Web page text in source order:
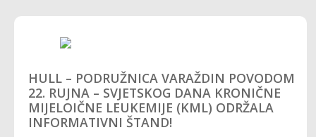
HULL – PODRUŽNICA VARAŽDIN POVODOM
22. RUJNA – SVJETSKOG DANA KRONIČNE
MIJELOIČNE LEUKEMIJE (KML) ODRŽALA
INFORMATIVNI ŠTAND!